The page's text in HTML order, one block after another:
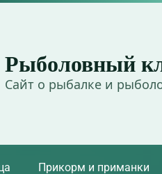
Рыболовный
Сайт о рыбалке и
Прикорм и приманки